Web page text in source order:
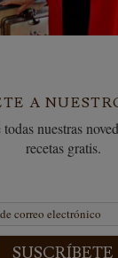
A
nuestras
recetas gratis.
SUSCRÍBETE